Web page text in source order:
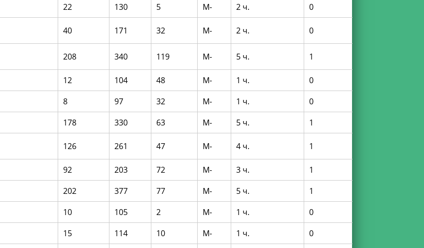
22 130 5 M- 2 ч. 0
40 171 32 M- 2 ч. 0
208 340 119 M- 5 ч. 1
12 104 48 M- 1 ч.
0
8 97 32 M- 1 ч.
0
178 330 63 M- 5 ч. 1
126 261 47 M- 4 ч. 1
92 203 72 M- 3 ч.
1
202 377 77 M- 5 ч.
1
10 105 2 M- 1 ч.
0
15 114 10 M- 1 ч.
0